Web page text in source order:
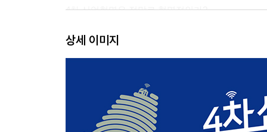
4차 산업혁명은 정말로 혁명적인가?
2장 인공지능_과연 인간을 능가할 것인가?
3장 자율주행_앞으로 인간이 운전할 필요가 없어
상세 이미지